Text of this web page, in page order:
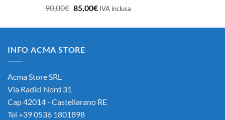
90,00€ Il
originale
90,00€.
85,00€Il
attuale
IVA inclusa
INFO ACMA STORE
Acma Store SRL
Via Radici Nord 31
Cap 42014 - Castellarano RE
Tel +39 0536 1801898